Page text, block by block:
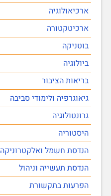
ארכיאולוגיה
ארכיטקטורה
בוטניקה
ביולוגיה
בריאות הציבור
גיאוגרפיה ולימודי סביבה
גרונטולוגיה
היסטוריה
הנדסת חשמל ואלקטרוניקה
הנדסת תעשייה וניהול
הפרעות בתקשורת